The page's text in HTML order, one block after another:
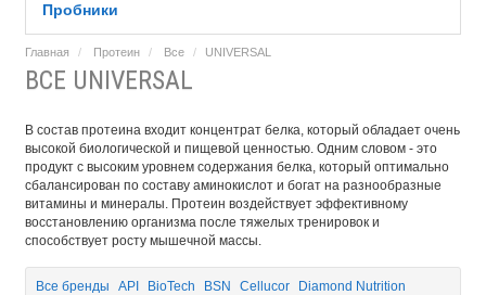
Пробники
Главная Протеин Все UNIVERSAL
ВСЕ UNIVERSAL
В состав протеина входит концентрат белка, который обладает очень
высокой биологической и пищевой ценностью. Одним словом - это
продукт с высоким уровнем содержания белка, который оптимально
сбалансирован по составу аминокислот и богат на разнообразные
витамины и минералы. Протеин воздействует эффективному
восстановлению организма после тяжелых тренировок и
способствует росту мышечной массы.
Все бренды API BioTech BSN Cellucor
Diamond Nutrition